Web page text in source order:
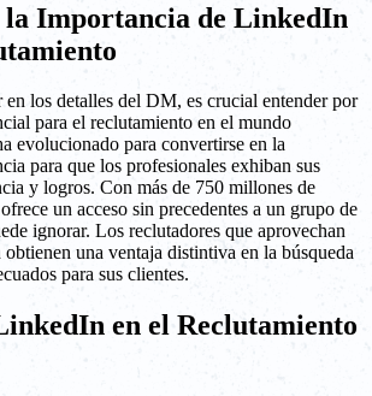
la Importancia de LinkedIn
los detalles del DM, es crucial entender por
para el reclutamiento en el mundo
evolucionado para convertirse en la
para que los profesionales exhiban sus
y logros. Con más de 750 millones de
un acceso sin precedentes a un grupo de
ignorar. Los reclutadores que aprovechan
una ventaja distintiva en la búsqueda
para sus clientes.
en el Reclutamiento